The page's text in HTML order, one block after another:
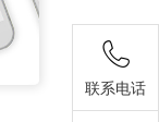
联系电话